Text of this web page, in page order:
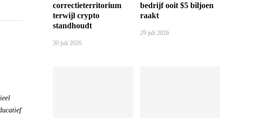
correctieterritorium
terwijl crypto
standhoudt
30 juli 2026
bedrijf ooit $5 biljoen
raakt
29 juli 2026